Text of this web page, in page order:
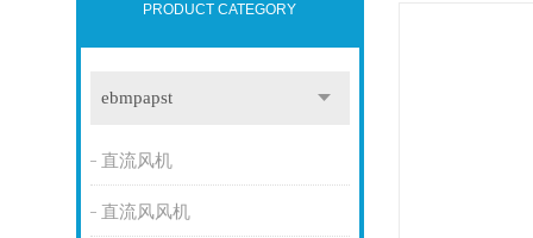
PRODUCT CATEGORY
ebmpapst
直流风机
直流风风机